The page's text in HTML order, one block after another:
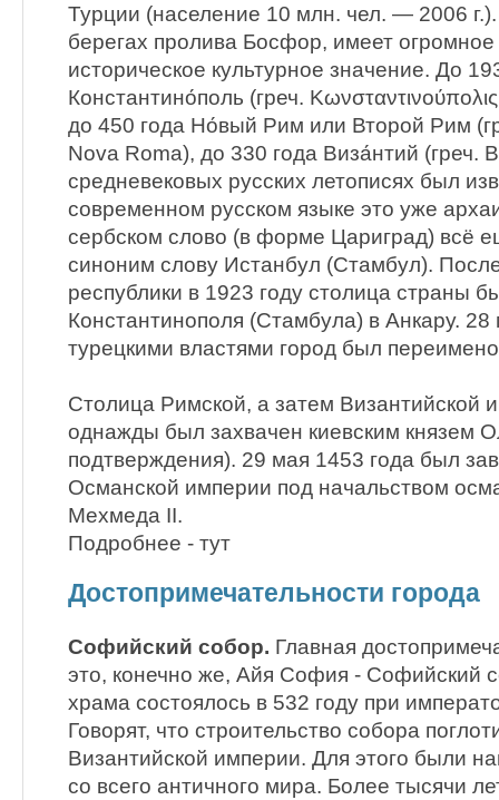
Турции (население 10 млн. чел. — 2006
берегах пролива Босфор, имеет
историческое культурное значение. До
Константино́поль (греч.
до 450 года Но́вый Рим или Второй Рим
Nova Roma), до 330 года Виза́нтий (греч.
средневековых русских летописях был
современном русском языке это уже
сербском слово (в форме Цариград) всё
синоним слову Истанбул (Стамбул).
республики в 1923 году столица страны
Константинополя (Стамбула) в Анкару. 28
турецкими властями город был
Столица Римской, а затем Византийской
однажды был захвачен киевским князем
подтверждения). 29 мая 1453 года был
Османской империи под начальством
Мехмеда II.
Подробнее - тут
Достопримечательности города
Софийский собор. Главная
это, конечно же, Айя София - Софийский
храма состоялось в 532 году при
Говорят, что строительство собора
Византийской империи. Для этого были
со всего античного мира. Более тысячи